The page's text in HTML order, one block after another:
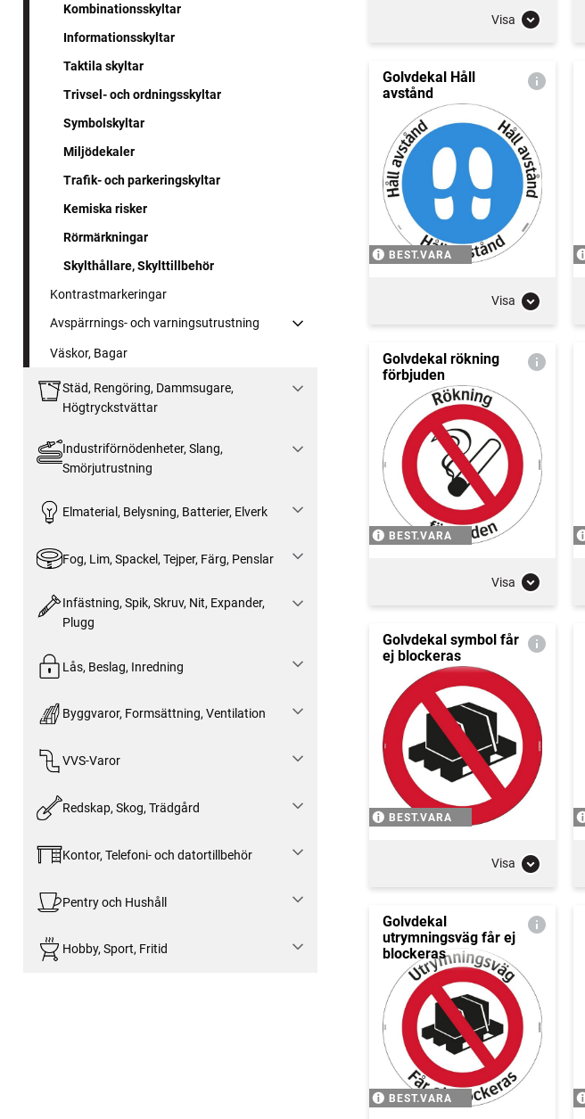
Kombinationsskyltar
Informationsskyltar
Taktila skyltar
Trivsel- och ordningsskyltar
Symbolskyltar
Miljödekaler
Trafik- och parkeringskyltar
Kemiska risker
Rörmärkningar
Skylthållare, Skylttillbehör
Kontrastmarkeringar
Avspärrnings- och varningsutrustning
Väskor, Bagar
Städ, Rengöring, Dammsugare,
Högtryckstvättar
Industriförnödenheter, Slang,
Smörjutrustning
Elmaterial, Belysning, Batterier, Elverk
Fog, Lim, Spackel, Tejper, Färg, Penslar
Infästning, Spik, Skruv, Nit, Expander,
Plugg
Lås, Beslag, Inredning
Byggvaror, Formsättning, Ventilation
VVS-Varor
Redskap, Skog, Trädgård
Kontor, Telefoni- och datortillbehör
Pentry och Hushåll
Hobby, Sport, Fritid
Visa
Golvdekal Håll
avstånd
BEST.VARA
Visa
Golvdekal rökning
förbjuden
BEST.VARA
Visa
Golvdekal symbol får
ej blockeras
BEST.VARA
Visa
Golvdekal
utrymningsväg får ej
blockeras
BEST.VARA